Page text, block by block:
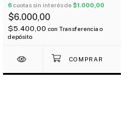
6 cuotas sin interés de$1.000,00
$6.000,00
$5.400,00 con Transferencia o
depósito